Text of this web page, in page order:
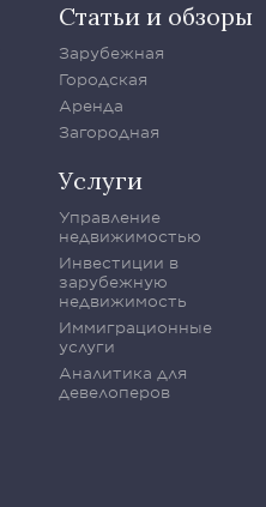
Статьи и обзоры
Зарубежная
Городская
Аренда
Загородная
Услуги
Управление
недвижимостью
Инвестиции в
зарубежную
недвижимость
Иммиграционные
услуги
Аналитика для
девелоперов